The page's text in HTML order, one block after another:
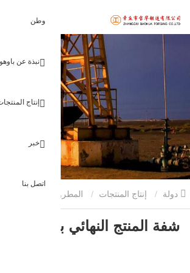
وطن
نبذة عن باوهوا
إنتاج
خبر
اتصل بنا
إنتاج المنتجات المطروقات الزيتية
بيعت
شفة المنتج النهائي بيعت